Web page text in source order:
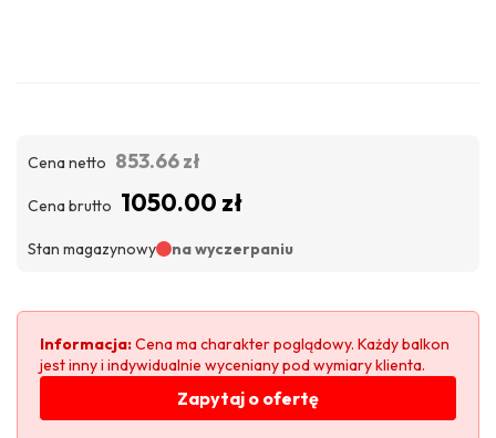
Cena netto 853.66 zł
Cena brutto 1050.00 zł
Stan magazynowy na wyczerpaniu
Informacja:Cena ma charakter poglądowy. Każdy balkon
jest inny i indywidualnie wyceniany pod wymiary klienta.
Zapytaj o ofertę